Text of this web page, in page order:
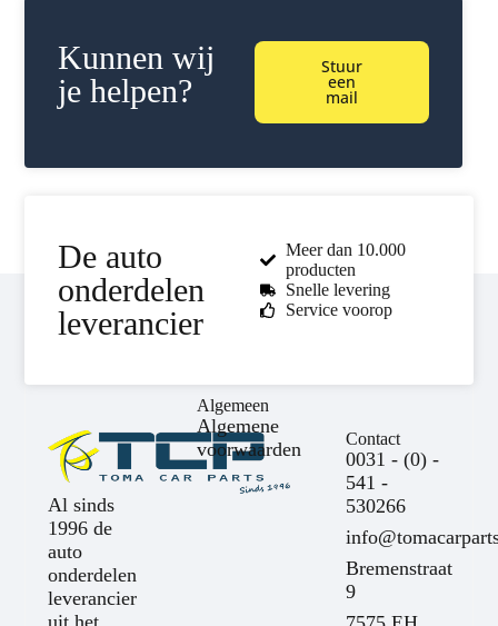
Kunnen wij
je helpen?
Stuur
een
mail
De auto
onderdelen
leverancier
Meer dan 10.000
producten
Snelle levering
Service voorop
Al sinds
1996 de
auto
onderdelen
leverancier
uit het
Algemeen
Algemene
voorwaarden
Contact
0031 - (0) -
541 -
530266
Bremenstraat
9